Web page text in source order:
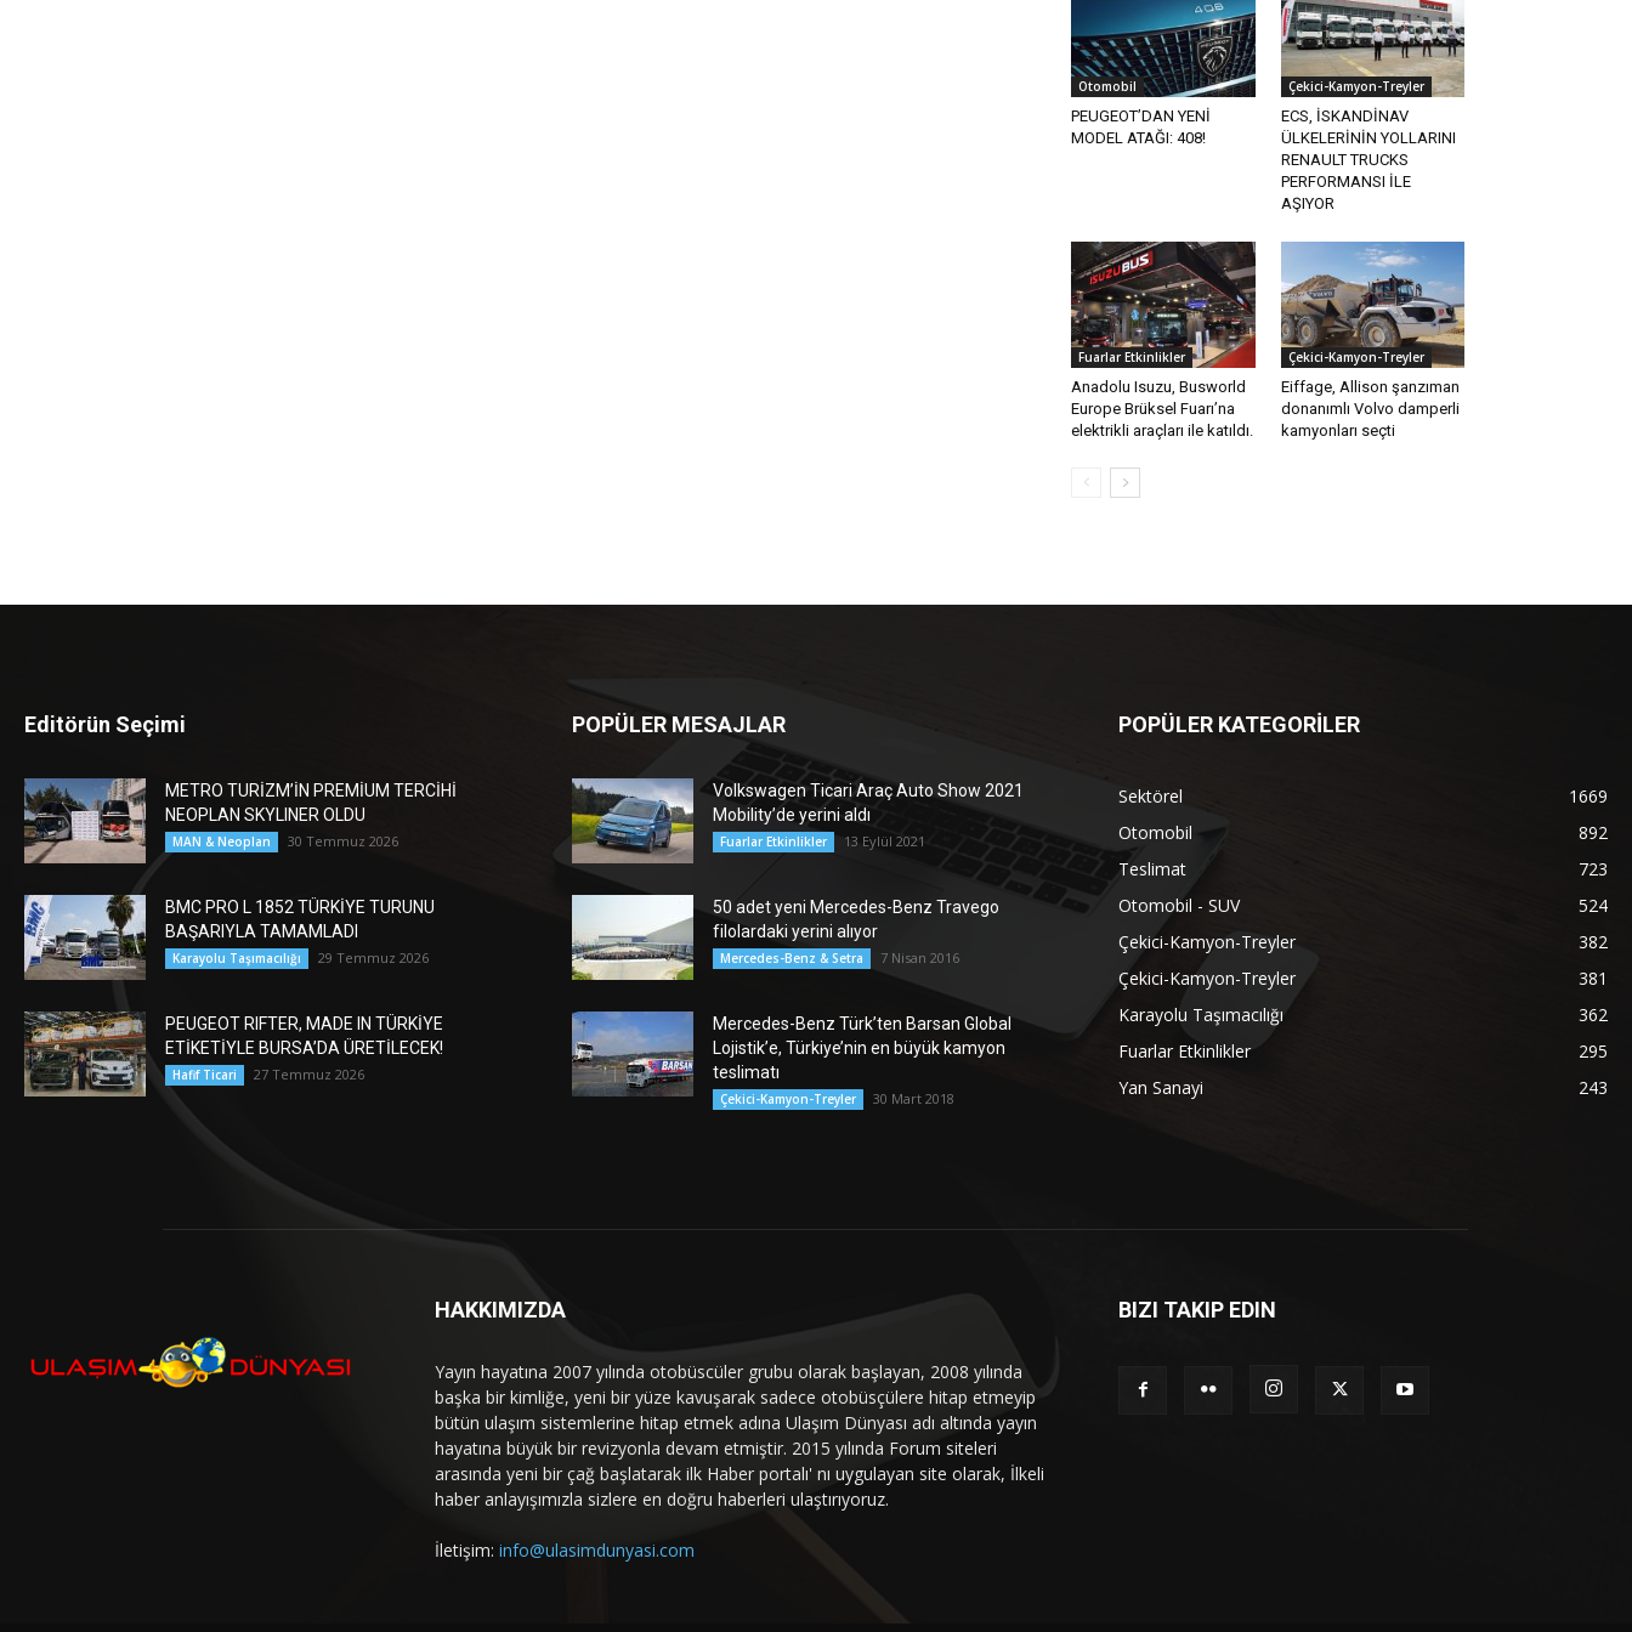
Otomobil
PEUGEOT’DAN YENİ
MODEL ATAĞI: 408!
Çekici-Kamyon-Treyler
ECS, İSKANDİNAV
ÜLKELERİNİN YOLLARINI
RENAULT TRUCKS
PERFORMANSI İLE
AŞIYOR
Fuarlar Etkinlikler
Anadolu Isuzu, Busworld
Europe Brüksel Fuarı’na
elektrikli araçları ile katıldı.
Çekici-Kamyon-Treyler
Eiffage, Allison şanzıman
donanımlı Volvo damperli
kamyonları seçti
Editörün Seçimi
METRO TURİZM’İN PREMİUM TERCİHİ
NEOPLAN SKYLINER OLDU
MAN & Neoplan 30 Temmuz 2026
BMC PRO L 1852 TÜRKİYE TURUNU
BAŞARIYLA TAMAMLADI
Karayolu Taşımacılığı 29 Temmuz 2026
PEUGEOT RIFTER, MADE IN TÜRKİYE
ETİKETİYLE BURSA’DA ÜRETİLECEK!
Hafif Ticari 27 Temmuz 2026
POPÜLER MESAJLAR
Volkswagen Ticari Araç Auto Show 2021
Mobility’de yerini aldı
Fuarlar Etkinlikler 13 Eylül 2021
50 adet yeni Mercedes-Benz Travego
filolardaki yerini alıyor
Mercedes-Benz & Setra 7 Nisan 2016
Mercedes-Benz Türk’ten Barsan Global
Lojistik’e, Türkiye’nin en büyük kamyon
teslimatı
Çekici-Kamyon-Treyler 30 Mart 2018
POPÜLER KATEGORİLER
Sektörel
1669
Otomobil
892
Teslimat
723
Otomobil - SUV
524
Çekici-Kamyon-Treyler
382
Çekici-Kamyon-Treyler
381
Karayolu Taşımacılığı
362
Fuarlar Etkinlikler
295
Yan Sanayi
243
HAKKIMIZDA
Yayın hayatına 2007 yılında otobüscüler grubu olarak başlayan, 2008 yılında
başka bir kimliğe, yeni bir yüze kavuşarak sadece otobüsçülere hitap etmeyip
bütün ulaşım sistemlerine hitap etmek adına Ulaşım Dünyası adı altında yayın
hayatına büyük bir revizyonla devam etmiştir. 2015 yılında Forum siteleri
arasında yeni bir çağ başlatarak ilk Haber portalı' nı uygulayan site olarak, İlkeli
haber anlayışımızla sizlere en doğru haberleri ulaştırıyoruz.
İletişim: info@ulasimdunyasi.com
BIZI TAKIP EDIN